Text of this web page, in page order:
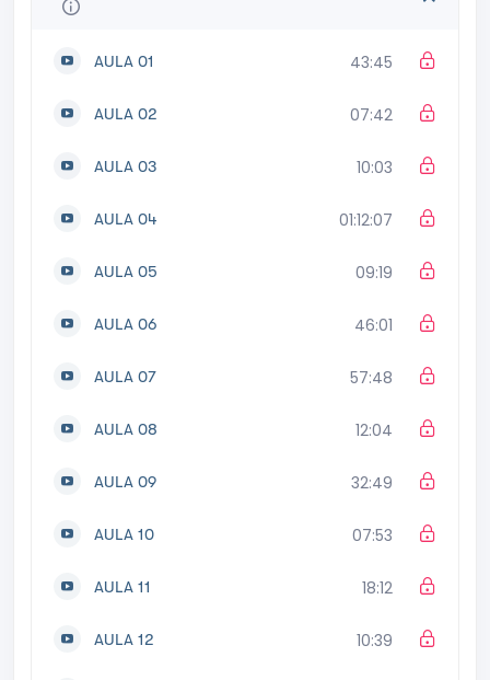
AULA 01 43:45
AULA 02 07:42
AULA 03 10:03
AULA 04 01:12:07
AULA 05 09:19
AULA 06 46:01
AULA 07 57:48
AULA 08 12:04
AULA 09 32:49
AULA 10 07:53
AULA 11 18:12
AULA 12 10:39